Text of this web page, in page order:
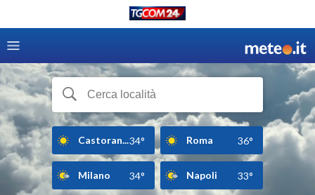
Castoran...34° Roma 36°
Milano 34° Napoli 33°